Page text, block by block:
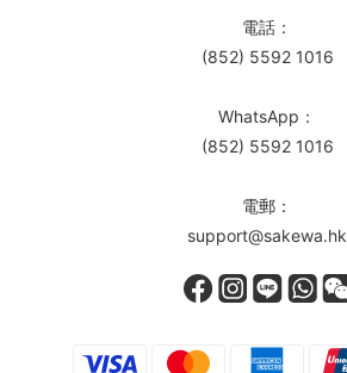
電話：
(852) 5592 1016
WhatsApp：
(852) 5592 1016
電郵：
support@sakewa.hk